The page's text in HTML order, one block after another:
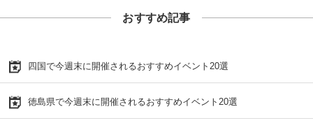
おすすめ記事
四国で今週末に開催されるおすすめイベント20選
徳島県で今週末に開催されるおすすめイベント20選